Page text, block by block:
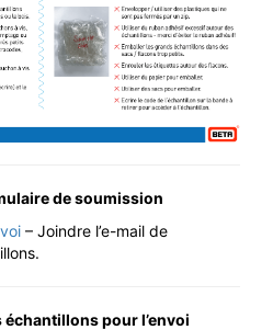
de soumission
– Joindre l’e-mail de
échantillons pour l’envoi